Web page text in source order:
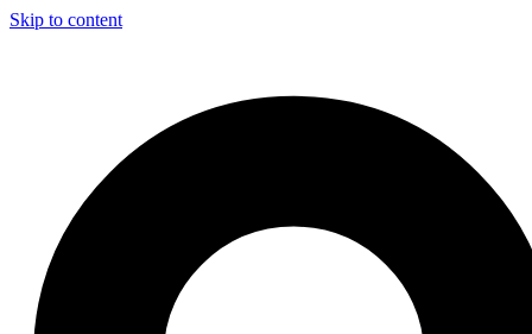
Skip to content